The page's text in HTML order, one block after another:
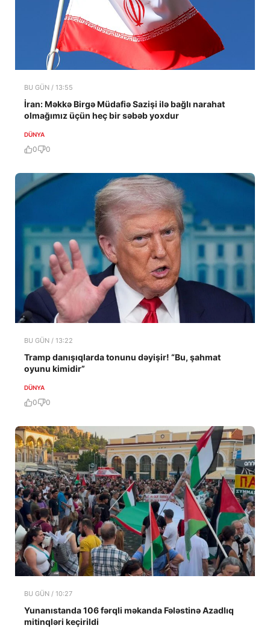
BU GÜN / 13:55
İran: Məkkə Birgə Müdafiə Sazişi ilə bağlı narahat
olmağımız üçün heç bir səbəb yoxdur
DÜNYA
0 0
BU GÜN / 13:22
Tramp danışıqlarda tonunu dəyişir! “Bu, şahmat
oyunu kimidir”
DÜNYA
0 0
BU GÜN / 10:27
Yunanıstanda 106 fərqli məkanda Fələstinə Azadlıq
mitinqləri keçirildi